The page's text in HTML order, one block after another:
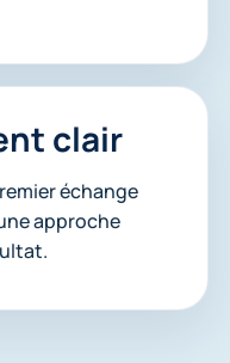
clair
échange
approche